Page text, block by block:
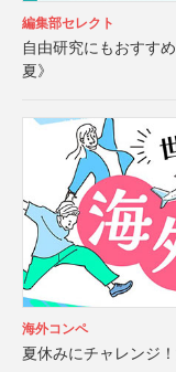
編集部セレクト
自由研究にもおすす
夏》
海外コンペ
夏休みにチャレンジ